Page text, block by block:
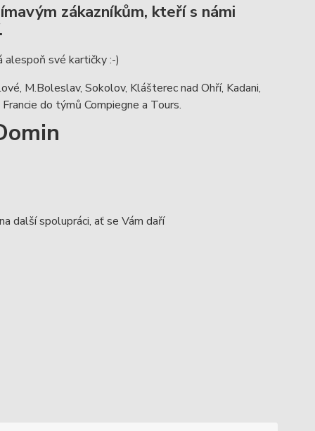
zákazníkům, kteří s námi
alespoň své kartičky :-)
M.Boleslav, Sokolov, Klášterec nad Ohří, Kadani,
do týmů Compiegne a Tours.
další spolupráci, ať se Vám daří